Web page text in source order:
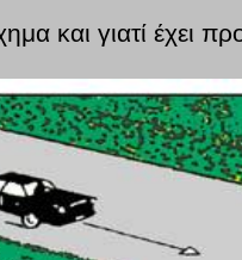
και γιατί έχει